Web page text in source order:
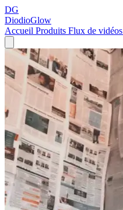
DG
DiodioGlow
Accueil Produits Flux de vidéos